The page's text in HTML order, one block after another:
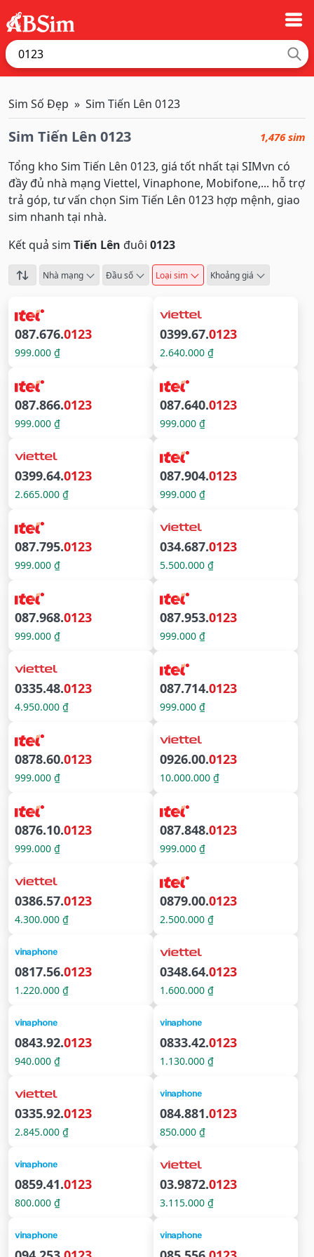
Sim Số Đẹp Sim Tiến Lên 0123
Sim Tiến Lên 0123 1,476 sim
Tổng kho Sim Tiến Lên 0123, giá tốt nhất tại SIMvn có
đầy đủ nhà mạng Viettel, Vinaphone, Mobifone,... hỗ trợ
trả góp, tư vấn chọn Sim Tiến Lên 0123 hợp mệnh, giao
sim nhanh tại nhà.
Kết quả sim Tiến Lên đuôi 0123
Nhà mạng Đầu số Loại sim Khoảng giá
087.676.0123
999.000 ₫
0399.67.0123
2.640.000 ₫
087.866.0123
999.000 ₫
087.640.0123
999.000 ₫
0399.64.0123
2.665.000 ₫
087.904.0123
999.000 ₫
087.795.0123
999.000 ₫
034.687.0123
5.500.000 ₫
087.968.0123
999.000 ₫
087.953.0123
999.000 ₫
0335.48.0123
4.950.000 ₫
087.714.0123
999.000 ₫
0878.60.0123
999.000 ₫
0926.00.0123
10.000.000 ₫
0876.10.0123
999.000 ₫
087.848.0123
999.000 ₫
0386.57.0123
4.300.000 ₫
0879.00.0123
2.500.000 ₫
0817.56.0123
1.220.000 ₫
0348.64.0123
1.600.000 ₫
0843.92.0123
940.000 ₫
0833.42.0123
1.130.000 ₫
0335.92.0123
2.845.000 ₫
084.881.0123
850.000 ₫
0859.41.0123
800.000 ₫
03.9872.0123
3.115.000 ₫